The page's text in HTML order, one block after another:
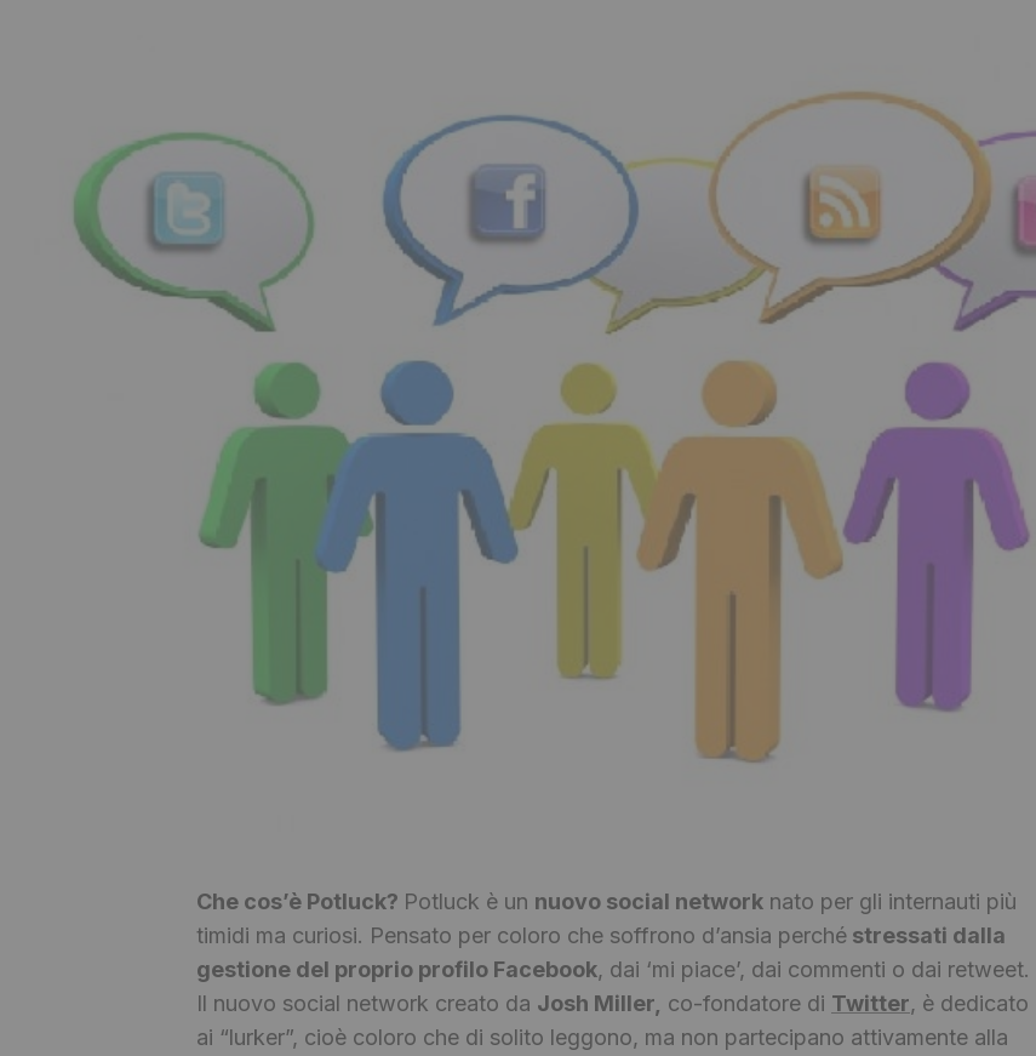
Che cos’è Potluck? Potluck è un nuovo social network nato per gli internauti più
timidi ma curiosi. Pensato per coloro che soffrono d’ansia perché stressati dalla
gestione del proprio profilo Facebook, dai ‘mi piace’, dai commenti o dai retweet.
Il nuovo social network creato da Josh Miller, co-fondatore di Twitter, è dedicato
ai “lurker”, cioè coloro che di solito leggono, ma non partecipano attivamente alla